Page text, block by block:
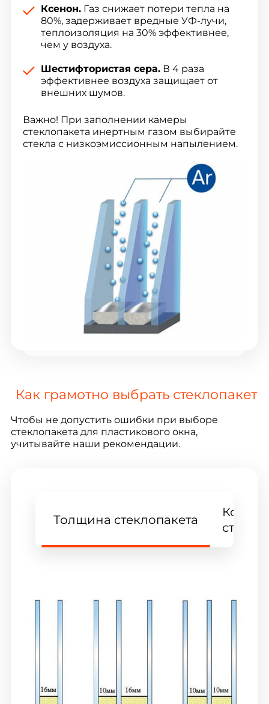
Ксенон.Газ снижает потери тепла на
80%, задерживает вредные УФ-лучи,
теплоизоляция на 30% эффективнее,
чем у воздуха.
Шестифтористая сера.В 4 раза
эффективнее воздуха защищает от
внешних шумов.
Важно! При заполнении камеры
стеклопакета инертным газом выбирайте
стекла с низкоэмиссионным напылением.
Как грамотно выбрать стеклопакет
Чтобы не допустить ошибки при выборе
стеклопакета для пластикового окна,
учитывайте наши рекомендации.
Толщина стеклопакета
стекол